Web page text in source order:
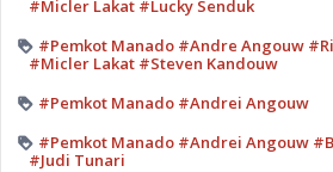
#Micler Lakat #Lucky Senduk
#Pemkot Manado #Andre Angouw
#Micler Lakat #Steven Kandouw
#Pemkot Manado #Andrei Angouw
#Pemkot Manado #Andrei Angouw
#Judi Tunari